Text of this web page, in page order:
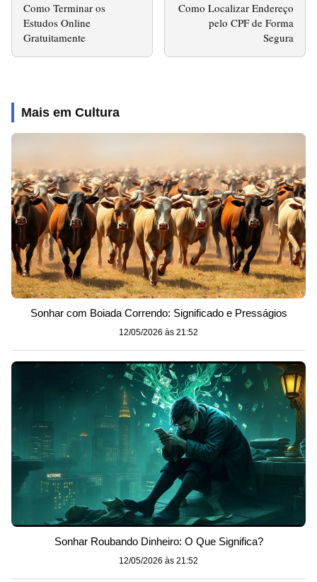
Como Terminar os
Estudos Online
Gratuitamente
Como Localizar Endereço
pelo CPF de Forma
Segura
Mais em Cultura
Sonhar com Boiada Correndo: Significado e Presságios
12/05/2026 às 21:52
Sonhar Roubando Dinheiro: O Que Significa?
12/05/2026 às 21:52